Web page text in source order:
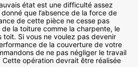
état est une difficulté assez
que l’absence de la force de
de cette pièce ne cesse pas
de la toiture comme la charpente, le
toit. Si vous ne voulez pas devenir
de la couverture de votre
de ne pas négliger le travail
opération devrait être réalisée